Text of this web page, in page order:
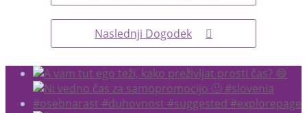
Naslednji Dogodek